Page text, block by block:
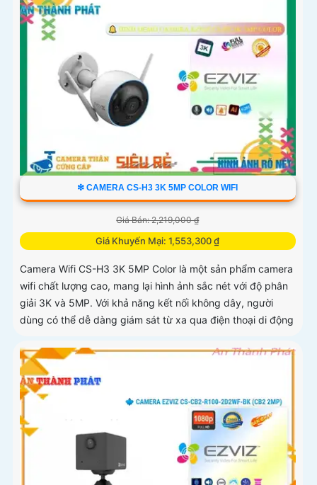
❇ CAMERA CS-H3 3K 5MP COLOR WIFI
Giá Bán: 2,219,000 ₫
Giá Khuyến Mại: 1,553,300 ₫
Camera Wifi CS-H3 3K 5MP Color là một sản phẩm camera
wifi chất lượng cao, mang lại hình ảnh sắc nét với độ phân
giải 3K và 5MP. Với khả năng kết nối không dây, người
dùng có thể dễ dàng giám sát từ xa qua điện thoại di động